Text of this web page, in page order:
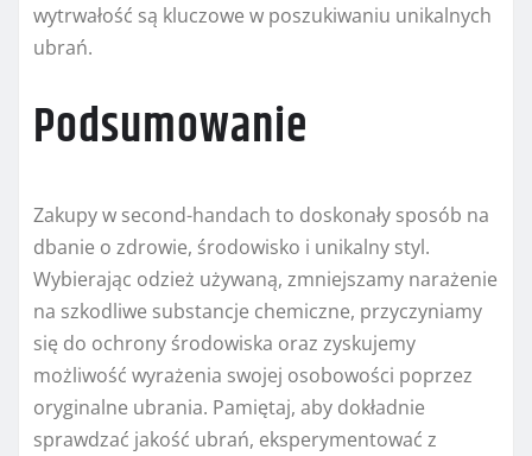
wytrwałość są kluczowe w poszukiwaniu unikalnych
ubrań.
Podsumowanie
Zakupy w second-handach to doskonały sposób na
dbanie o zdrowie, środowisko i unikalny styl.
Wybierając odzież używaną, zmniejszamy narażenie
na szkodliwe substancje chemiczne, przyczyniamy
się do ochrony środowiska oraz zyskujemy
możliwość wyrażenia swojej osobowości poprzez
oryginalne ubrania. Pamiętaj, aby dokładnie
sprawdzać jakość ubrań, eksperymentować z